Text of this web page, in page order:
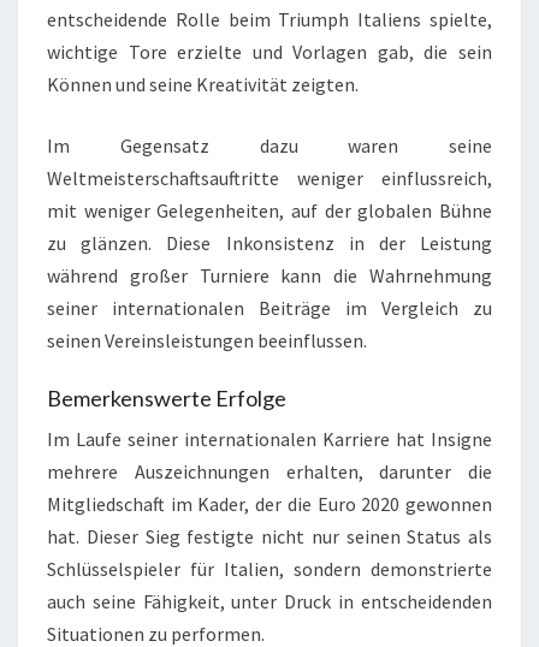
entscheidende Rolle beim Triumph Italiens spielte,
wichtige Tore erzielte und Vorlagen gab, die sein
Können und seine Kreativität zeigten.
Im Gegensatz dazu waren seine
Weltmeisterschaftsauftritte weniger einflussreich,
mit weniger Gelegenheiten, auf der globalen Bühne
zu glänzen. Diese Inkonsistenz in der Leistung
während großer Turniere kann die Wahrnehmung
seiner internationalen Beiträge im Vergleich zu
seinen Vereinsleistungen beeinflussen.
Bemerkenswerte Erfolge
Im Laufe seiner internationalen Karriere hat Insigne
mehrere Auszeichnungen erhalten, darunter die
Mitgliedschaft im Kader, der die Euro 2020 gewonnen
hat. Dieser Sieg festigte nicht nur seinen Status als
Schlüsselspieler für Italien, sondern demonstrierte
auch seine Fähigkeit, unter Druck in entscheidenden
Situationen zu performen.